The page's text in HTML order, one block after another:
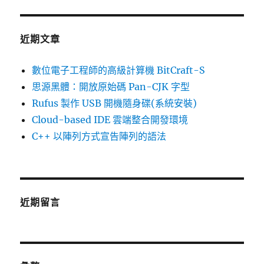
鍵
近期文章
數位電子工程師的高級計算機 BitCraft-S
思源黑體：開放原始碼 Pan-CJK 字型
Rufus 製作 USB 開機隨身碟(系統安裝)
Cloud-based IDE 雲端整合開發環境
C++ 以陣列方式宣告陣列的語法
近期留言